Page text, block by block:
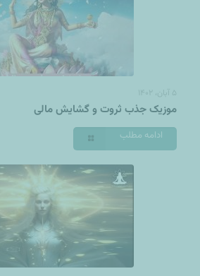
۵ آبان، ۱۴۰۲
موزیک جذب ثروت و گشایش مالی
ادامه مطلب